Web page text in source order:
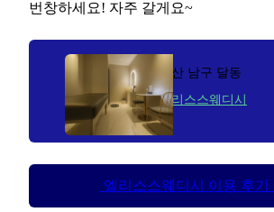
번창하세요! 자주 갈게요~
울산 남구 달동
엘리스스웨디시
엘리스스웨디시 이용 후기